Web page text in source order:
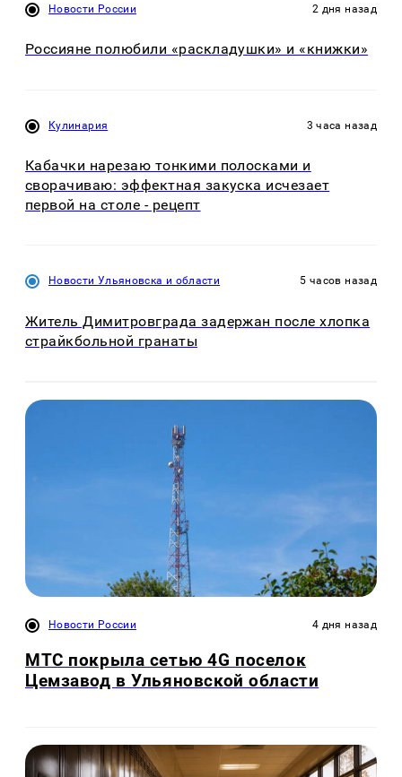
Новости России 2 дня назад
Россияне полюбили «раскладушки» и «книжки»
Кулинария 3 часа назад
Кабачки нарезаю тонкими полосками и
сворачиваю: эффектная закуска исчезает
первой на столе - рецепт
Новости Ульяновска и области 5 часов назад
Житель Димитровграда задержан после хлопка
страйкбольной гранаты
Новости России 4 дня назад
МТС покрыла сетью 4G поселок
Цемзавод в Ульяновской области